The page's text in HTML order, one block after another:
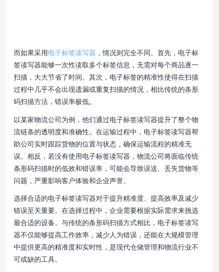
而如果采用电子标签读写器 ，情况则完全不同。首先，电子标
签读写器能够一次性读取多个标签信息，无需对每个商品逐一
扫描，大大节省了时间。其次，电子标签的精准性使得在扫描
过程中几乎不会出现遗漏或重复扫描的情况，相比传统的条形
码扫描方法，错误率极低。
以某家物流公司为例，他们通过电子标签读写器提升了整个物
流链条的透明度和准确性。在运输过程中，电子标签读写器帮
助公司实时跟踪货物的位置与状态，确保运输流程的精准无
误。相反，若没有使用电子标签读写器，物流公司将面临传统
条形码扫描时的低效和错误率，可能会导致误送、丢失货物等
问题，严重影响客户体验和企业声誉。
选择合适的电子标签读写器对于提升精准度、提高效率及减少
错误至关重要。在选择过程中，企业需要根据实际需求来挑选
最合适的设备。与传统的条形码扫描方式相比，电子标签读写
器不仅能够提高工作效率，减少人为错误，还能在大规模管理
中提供更高的精准度和实时性，是现代仓储管理和物流行业不
可或缺的工具。